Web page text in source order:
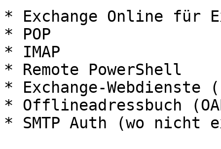
* Exchange Online für
* POP
* IMAP
* Remote PowerShell
* Exchange-Webdienste
* Offlineadressbuch
* SMTP Auth (wo